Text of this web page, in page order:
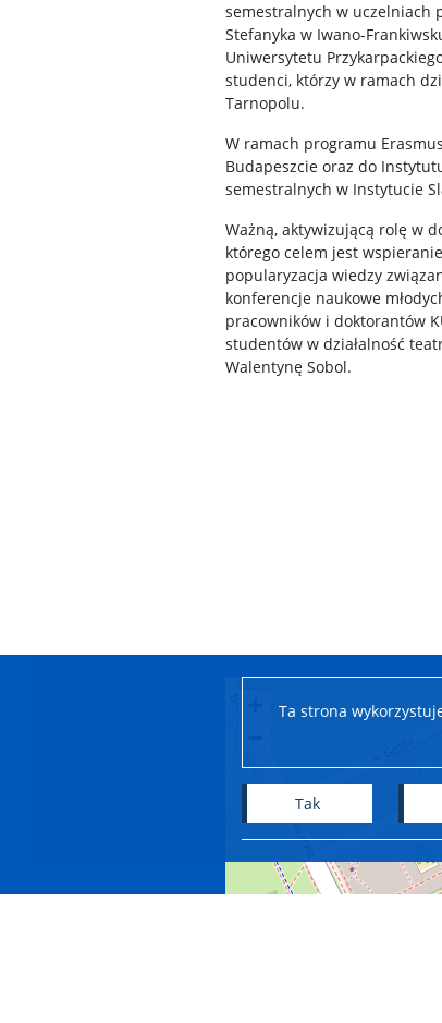
Ta strona
Tak
semestralnych w uczelniach
Stefanyka w Iwano-
Uniwersytetu
studenci, którzy w ramach
Tarnopolu.
W ramach programu
Budapeszcie oraz do
semestralnych w Instytucie
Ważną, aktywizującą rolę w
którego celem jest
popularyzacja wiedzy
konferencje naukowe
pracowników i doktorantów
studentów w działalność
Walentynę Sobol.